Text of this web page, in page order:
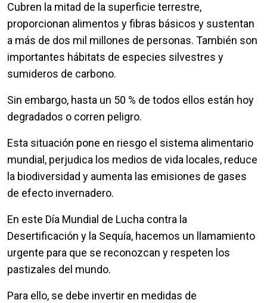
Cubren la mitad de la superficie terrestre,
proporcionan alimentos y fibras básicos y sustentan
a más de dos mil millones de personas. También son
importantes hábitats de especies silvestres y
sumideros de carbono.
Sin embargo, hasta un 50 % de todos ellos están hoy
degradados o corren peligro.
Esta situación pone en riesgo el sistema alimentario
mundial, perjudica los medios de vida locales, reduce
la biodiversidad y aumenta las emisiones de gases
de efecto invernadero.
En este Día Mundial de Lucha contra la
Desertificación y la Sequía, hacemos un llamamiento
urgente para que se reconozcan y respeten los
pastizales del mundo.
Para ello, se debe invertir en medidas de